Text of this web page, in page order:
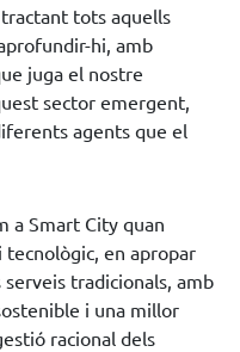
tots aquells
hi, amb
juga el nostre
sector emergent,
agents que el
a Smart City quan
en apropar
tradicionals, amb
i una millor
racional dels